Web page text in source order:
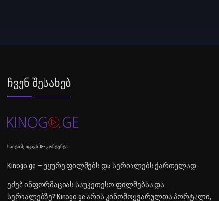
Ჩვენ Შესახებ
საიტი შეიცავს 18+ კონტენტს
Kinogo.ge — უყურე ფილმებს და სერიალებს ქართულად.
ეძებ ინფორმაციას საუკეთესო ფილმებსა და
სერიალებზე? Kinogo.ge არის კინომოყვარულთა პორტალი,